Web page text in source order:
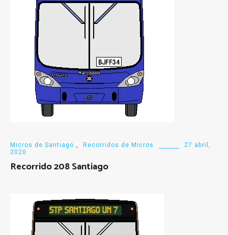
Micros de Santiago , Recorridos de Micros
27 abril,
2020
Recorrido 208 Santiago